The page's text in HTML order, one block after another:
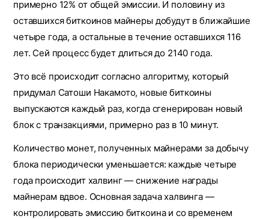
примерно 12% от общей эмиссии. И половину из
оставшихся биткоинов майнеры добудут в ближайшие
четыре года, а остальные в течение оставшихся 116
лет. Сей процесс будет длиться до 2140 года.
Это всё происходит согласно алгоритму, который
придумал Сатоши Накамото, новые биткоины
выпускаются каждый раз, когда сгенерирован новый
блок с транзакциями, примерно раз в 10 минут.
Количество монет, полученных майнерами за добычу
блока периодически уменьшается: каждые четыре
года происходит халвинг — снижение награды
майнерам вдвое. Основная задача халвинга —
контролировать эмиссию биткоина и со временем